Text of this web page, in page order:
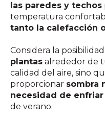
las paredes y techos
temperatura
tanto la calefacción
Considera la
plantas alrededor de
calidad del aire, sino
proporcionar sombra
necesidad de enfriar
de verano.